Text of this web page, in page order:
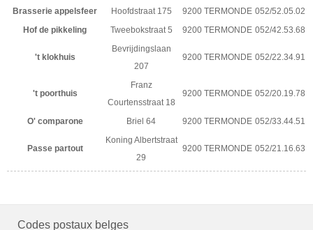
Brasserie appelsfeer Hoofdstraat 175 9200 TERMONDE 052/52.05.02
Hof de pikkeling
Tweebokstraat 5 9200 TERMONDE 052/42.53.68
't klokhuis
Bevrijdingslaan
207
9200 TERMONDE 052/22.34.91
't poorthuis
Franz
Courtensstraat 18
9200 TERMONDE 052/20.19.78
O' comparone Briel 64 9200 TERMONDE 052/33.44.51
Passe partout
Koning Albertstraat
29
9200 TERMONDE 052/21.16.63
Codes postaux belges